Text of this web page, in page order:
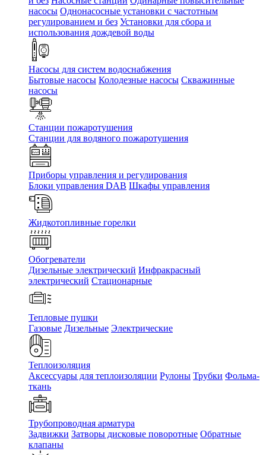
насосы Однонасосные установки с частотным
регулированием и без Установки для сбора и
использования дождевой воды
Насосы для систем водоснабжения
Бытовые насосы Колодезные насосы Скважинные
насосы
Станции пожаротушения
Станции для водяного пожаротушения
Приборы управления и регулирования
Блоки управления DAB Шкафы управления
Жидкотопливные горелки
Обогреватели
Дизельные электрический Инфракрасный
электрический Стационарные
Тепловые пушки
Газовые Дизельные Электрические
Теплоизоляция
Аксессуары для теплоизоляции Рулоны Трубки Фольма-
ткань
Трубопроводная арматура
Задвижки Затворы дисковые поворотные Обратные
клапаны